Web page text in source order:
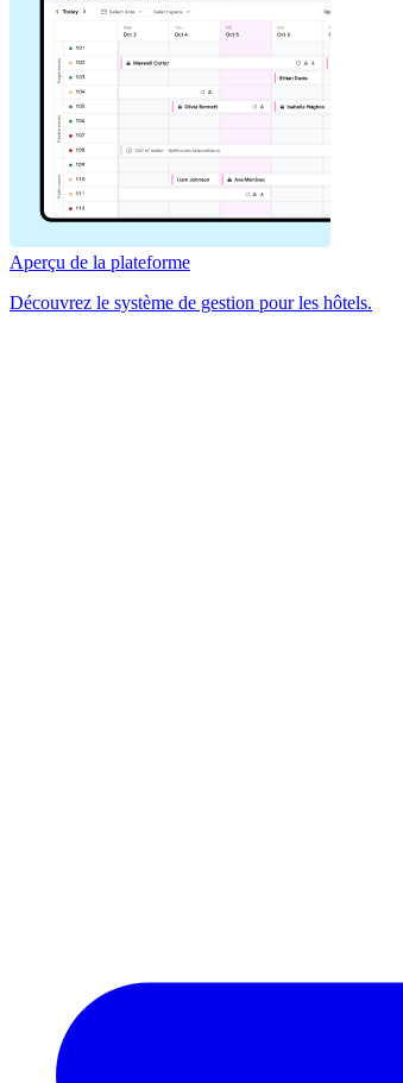
Aperçu de la plateforme
Découvrez le système de gestion pour les hôtels.